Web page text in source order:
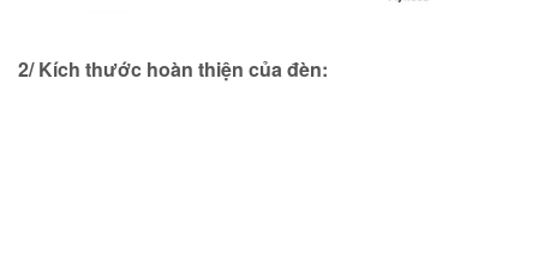
2/ Kích thước hoàn thiện của đèn: